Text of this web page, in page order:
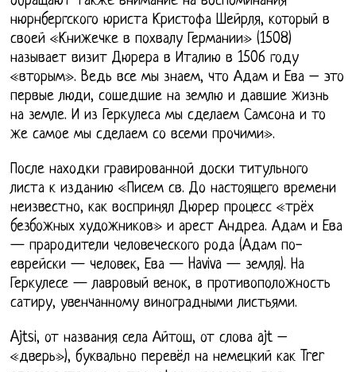
нюрнбергского юриста Кристофа Шейрля, который в
своей «Книжечке в похвалу Германии» (1508)
называет визит Дюрера в Италию в 1506 году
«вторым». Ведь все мы знаем, что Адам и Ева – это
первые люди, сошедшие на землю и давшие жизнь
на земле. И из Геркулеса мы сделаем Самсона и то
же самое мы сделаем со всеми прочими».
После находки гравированной доски титульного
листа к изданию «Писем св. До настоящего времени
неизвестно, как воспринял Дюрер процесс «трёх
безбожных художников» и арест Андреа. Адам и Ева
— прародители человеческого рода (Адам по-
еврейски — человек, Ева — Haviva — земля). На
Геркулесе — лавровый венок, в противоположность
сатиру, увенчанному виноградными листьями.
Ajtsi, от названия села Айтош, от слова ajt –
«дверь»), буквально перевёл на немецкий как Trer